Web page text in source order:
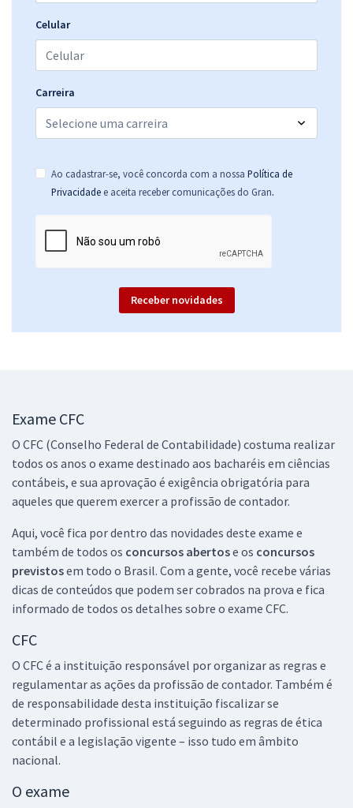
Celular
Carreira
Ao cadastrar-se, você concorda com a nossa Política de
Privacidade e aceita receber comunicações do Gran.
Receber novidades
Exame CFC
O CFC (Conselho Federal de Contabilidade) costuma realizar
todos os anos o exame destinado aos bacharéis em ciências
contábeis, e sua aprovação é exigência obrigatória para
aqueles que querem exercer a profissão de contador.
Aqui, você fica por dentro das novidades deste exame e
também de todos os concursos abertose os concursos
previstosem todo o Brasil. Com a gente, você recebe várias
dicas de conteúdos que podem ser cobrados na prova e fica
informado de todos os detalhes sobre o exame CFC.
CFC
O CFC é a instituição responsável por organizar as regras e
regulamentar as ações da profissão de contador. Também é
de responsabilidade desta instituição fiscalizar se
determinado profissional está seguindo as regras de ética
contábil e a legislação vigente – isso tudo em âmbito
nacional.
O exame